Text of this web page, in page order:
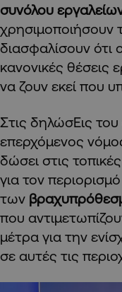
συνόλου
χρησιμοποιήσουν
διασφαλίσουν ότι
κανονικές θέσεις
να ζουν εκεί που
Στις δηλώσΕις του
επερχόμενος
δώσει στις
για τον
των
που
μέτρα για την
σε αυτές τις